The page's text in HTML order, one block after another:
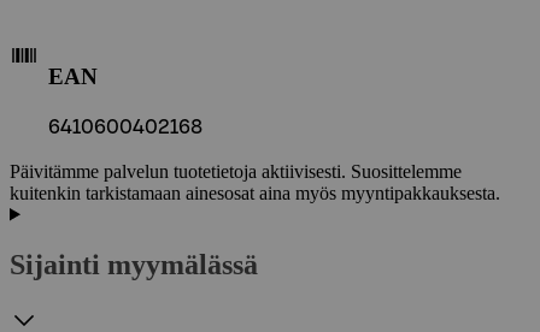
EAN
6410600402168
Päivitämme palvelun tuotetietoja aktiivisesti. Suosittelemme
kuitenkin tarkistamaan ainesosat aina myös myyntipakkauksesta.
Sijainti myymälässä